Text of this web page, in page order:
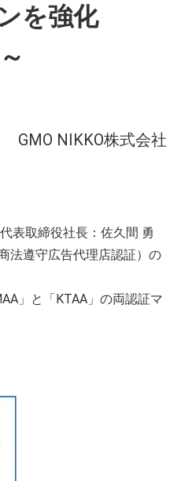
を強化
GMO NIKKO株式会社
表取締役社長：佐久間 勇
法遵守広告代理店認証）の
」と「KTAA」の両認証マ